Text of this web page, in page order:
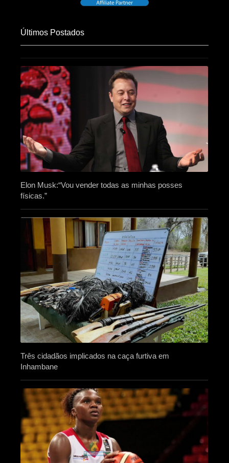
Últimos Postados
Elon Musk:“Vou vender todas as minhas posses
físicas.”
Três cidadãos implicados na caça furtiva em
Inhambane